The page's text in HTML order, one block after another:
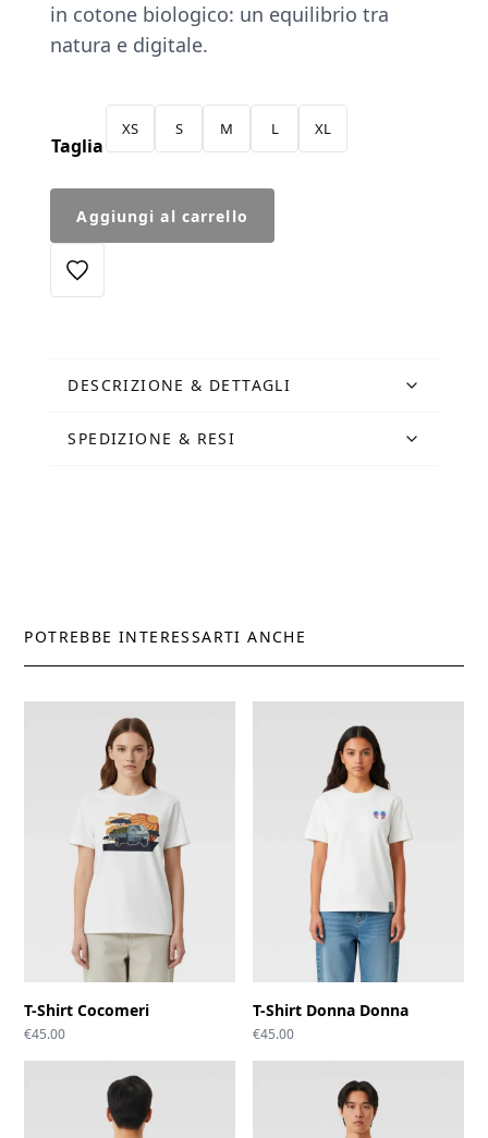
in cotone biologico: un equilibrio tra
natura e digitale.
Taglia
XS S M L XL
Shirt
Ape
quantità
Aggiungi al carrello
DESCRIZIONE & DETTAGLI
SPEDIZIONE & RESI
POTREBBE INTERESSARTI ANCHE
T-Shirt Cocomeri
€45.00
T-Shirt Donna Donna
€45.00